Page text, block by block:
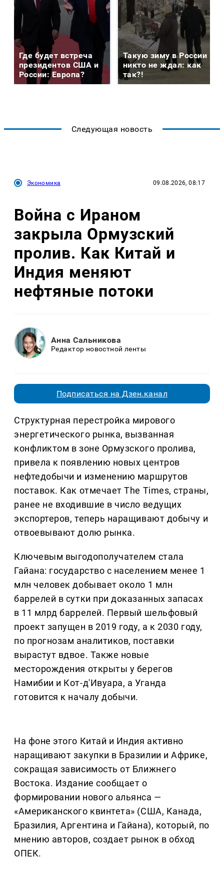
Где будет встреча
президентов США и
России: Европа?
Такую зиму в России
никто не ждал: как
так?!
Следующая новость
Экономика 09.08.2026, 08:17
Война с Ираном
закрыла Ормузский
пролив. Как Китай и
Индия меняют
нефтяные потоки
Анна Сальникова
Редактор новостной ленты
Подписаться на Дзен.канал
Структурная перестройка мирового
энергетического рынка, вызванная
конфликтом в зоне Ормузского пролива,
привела к появлению новых центров
нефтедобычи и изменению маршрутов
поставок. Как отмечает The Times, страны,
ранее не входившие в число ведущих
экспортеров, теперь наращивают добычу и
отвоевывают долю рынка.
Ключевым выгодополучателем стала
Гайана: государство с населением менее 1
млн человек добывает около 1 млн
баррелей в сутки при доказанных запасах
в 11 млрд баррелей. Первый шельфовый
проект запущен в 2019 году, а к 2030 году,
по прогнозам аналитиков, поставки
вырастут вдвое. Также новые
месторождения открыты у берегов
Намибии и Кот-д'Ивуара, а Уганда
готовится к началу добычи.
На фоне этого Китай и Индия активно
наращивают закупки в Бразилии и Африке,
сокращая зависимость от Ближнего
Востока. Издание сообщает о
формировании нового альянса —
«Американского квинтета» (США, Канада,
Бразилия, Аргентина и Гайана), который, по
мнению авторов, создает рынок в обход
ОПЕК.